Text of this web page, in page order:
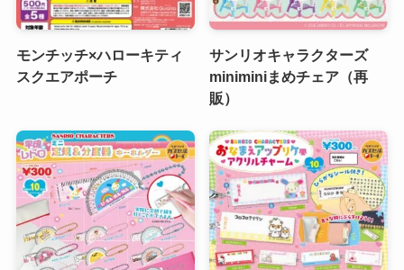
モンチッチ×ハローキティ
スクエアポーチ
サンリオキャラクターズ
miniminiまめチェア（再
販）